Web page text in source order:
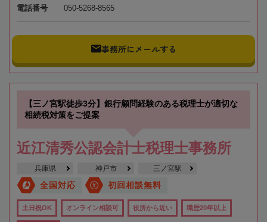
電話番号 050-5268-8565
事務所にメールする
【三ノ宮駅徒歩3分】銀行顧問経験のある税理士が適切な
相続税対策をご提案
近江清秀公認会計士税理士事務所
兵庫県 神戸市 三ノ宮駅
全国対応 初回相談無料
土日祝OK オンライン相談可 役所から近い 職歴20年以上